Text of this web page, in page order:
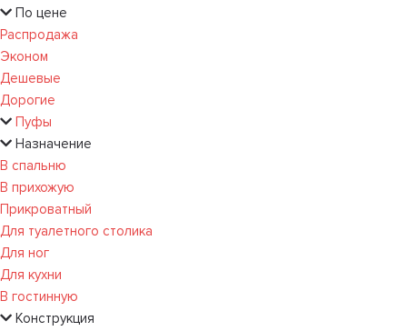
По цене
Распродажа
Эконом
Дешевые
Дорогие
Пуфы
Назначение
В спальню
В прихожую
Прикроватный
Для туалетного столика
Для ног
Для кухни
В гостинную
Конструкция